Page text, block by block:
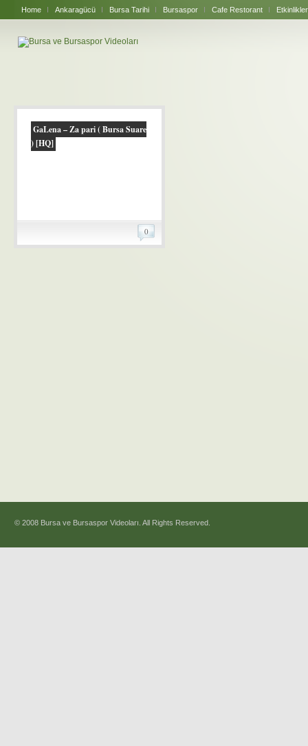
Home Ankaragücü Bursa Tarihi Bursaspor Cafe Restorant Etkinlikler
GaLena – Za pari ( Bursa Suare
) [HQ]
0
© 2008 Bursa ve Bursaspor Videoları. All Rights Reserved.